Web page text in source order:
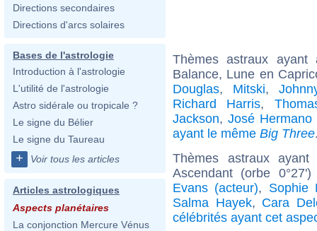
Directions secondaires
Directions d'arcs solaires
Bases de l'astrologie
Introduction à l'astrologie
L'utilité de l'astrologie
Astro sidérale ou tropicale ?
Le signe du Bélier
Le signe du Taureau
+ Voir tous les articles
Articles astrologiques
Aspects planétaires
La conjonction Mercure Vénus
Thèmes astraux
Balance, Lune en
Douglas, Mitski,
Richard Harris,
Jackson,José Hermano
ayant le même Big Three
Thèmes astraux
Ascendant (orbe
Evans (acteur), Sophie
Salma Hayek, Cara
célébrités ayant cet